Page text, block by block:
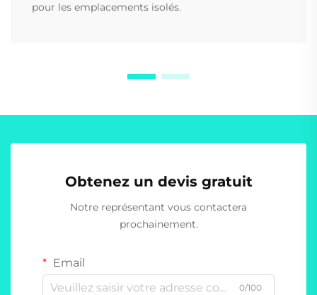
pour les emplacements isolés.
Obtenez un devis gratuit
Notre représentant vous contactera
prochainement.
Email
0/100